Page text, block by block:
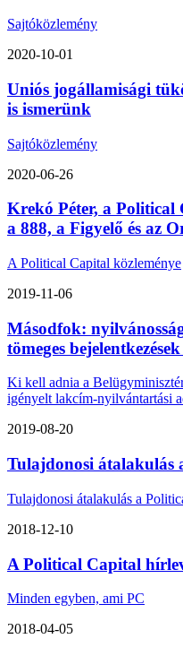
Sajtóközlemény
2020-10-01
Uniós jogállamisági
is ismerünk
Sajtóközlemény
2020-06-26
Krekó Péter, a
a 888, a Figyelő és az
A Political Capital közleménye
2019-11-06
Másodfok:
tömeges
Ki kell adnia a
igényelt lakcím-nyilvántartási
2019-08-20
Tulajdonosi átalakulás
Tulajdonosi átalakulás a
2018-12-10
A Political Capital
Minden egyben, ami PC
2018-04-05